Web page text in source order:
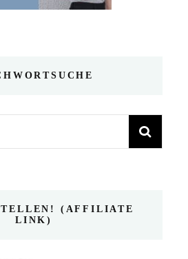
(AFFILIATE
LINK)